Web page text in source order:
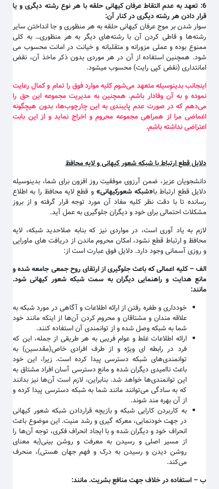
تعهد به عدم التقاط عرفان کیهانی حلقه با هر نوع رشته دیگری و یا
قرار دادن هر رشته دیگری در کنار آن:
سوار شدن بر موج عرفان کیهانی حلقه به هر منظوری و جا انداختن سایر
رشته‌ها و قاطی کردن آن با رشته‌های دیگر به هر منظوری… به کلی
ممنوع بوده و عملی مزورانه و متقلبانه و خیانت در امانت محسوب می
شود. همچنین استفاده از آن در هر موردی بدون ذکر ماخذ آن، نقض
امانتداری (نقض کپی رایت) محسوب میشود.
اینجانب بدینوسیله متعهد می‌شوم کلیه موارد فوق را تمام و کمال رعایت
نموده و به آن وفادار باشم. همچنین به مدیریت مجموعه این حق را
می‌دهم که در صورت عدم پایبندی به این چارچوب‌ها، بدون هیچگونه
اغماضی مرا از همراهی مجموعه محروم و اخراج نماید و از این بابت
اعتراضی نداشته باشم.
دلایل قطع ارتباط با شبکه شعور کیهانی و لایه محافظ
دانشجویان عزیز، ضمن آرزوی موفقیت روز افزون برای شما، بدینوسیله
دلایل قطع ارتباط با«شبکه شعورکیهانی»و قطع لایه محافظ را به اطلاع
رسانده تا با دقت نظر کلیه مفاد آن مورد توجه قرار گرفته و از بروز
مشکلات احتمالی برای خود و دیگران جلوگیری به عمل آید.
لازم به یاد آوری است، در مواردی نیز که بنابه صلاحدید شبکه، لایه
محافظ و ارتباط قطع نشود، امکان محروم ماندن از دریافت های ماورایی
و روزی آسمانی وجود دارد. دلایل فوق عبارت است از:
الف– کلیه اعمالی که باعث جلوگیری از ارتقای روح جمعی جامعه شده و
مانع هدایت و راهنمایی دیگران به سمت شبکه شعور کیهانی شود.
مانند:
خودداری و طفره رفتن از ارائه اطلاعات و آگاهی در مورد شبکه به
علاقه مندان و مشتاقان و محروم کردن آن‌ها از اینکه مانند خود
شما به شبکه وصل شده و از توانمندی آن استفاده کنند.
ارائه اطلاعات غلط و عوام فریبی به هر طریقی از جمله، این که
فرد در رابطه ای ویژه و از طرف افرادی خاص(مقدسین) به
توانمندی‌های شبکه دسترسی پیدا کرده است. زیرا، این خود
باعث ناامیدی دیگران شده و مانع دسترسی آسان افراد مشتاق به
این توانمندی‌ها خواهد شد. بنابراین، لازم است آن‌ها نیز بدانند
که به سادگی می‌توانند مانند شما به شبکه دسترسی پیدا کرده و
از آن بهره مند شوند.
به کاربردن کارایی شبکه و بازیچه قراردادن شبکه شعور کیهانی
در جهت خودنمایی، معرکه گیری و رشد منیت. این موضوع باعث
انحراف خود و دیگران شده و با ایجاد انحراف فکری، توجه آن‌ها را
از مسیر اصلی و رسیدن به معرفت و روشن بینی(به معنای
روشن دیدن و رسیدن به درک و فهم جهان هستی)، منحرف
می‌کند.
– استفاده در خلاف جهت منافع بشریت. مانند: